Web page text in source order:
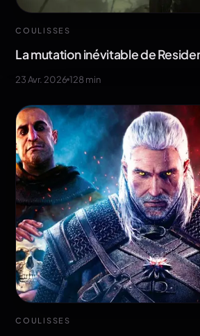
COULISSES
La mutation inévitable de
23 Avr. 2026 128min
COULISSES